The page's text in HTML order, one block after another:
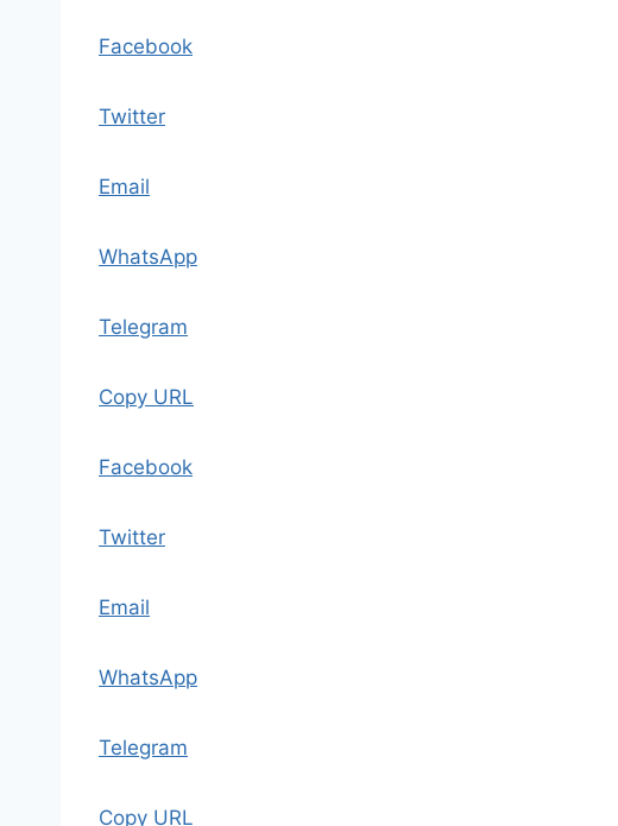
Facebook
Twitter
Email
WhatsApp
Telegram
Copy URL
Facebook
Twitter
Email
WhatsApp
Telegram
Copy URL